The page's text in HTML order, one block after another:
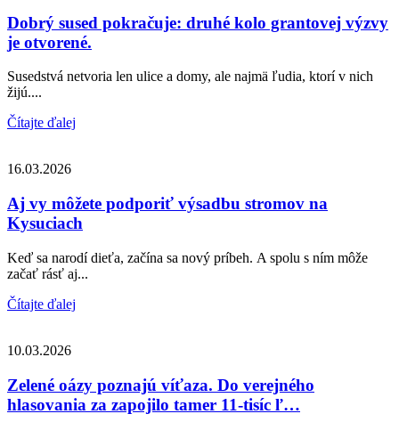
Dobrý sused pokračuje: druhé kolo grantovej výzvy
je otvorené.
Susedstvá netvoria len ulice a domy, ale najmä ľudia, ktorí v nich
žijú....
Čítajte ďalej
16.03.2026
Aj vy môžete podporiť výsadbu stromov na
Kysuciach
Keď sa narodí dieťa, začína sa nový príbeh. A spolu s ním môže
začať rásť aj...
Čítajte ďalej
10.03.2026
Zelené oázy poznajú víťaza. Do verejného
hlasovania za zapojilo tamer 11-tisíc ľ…